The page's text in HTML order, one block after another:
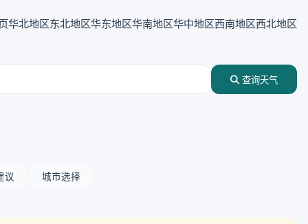
华北地区东北地区华东地区华南地区华中地区西南地区西北地区
查询天气
议 城市选择